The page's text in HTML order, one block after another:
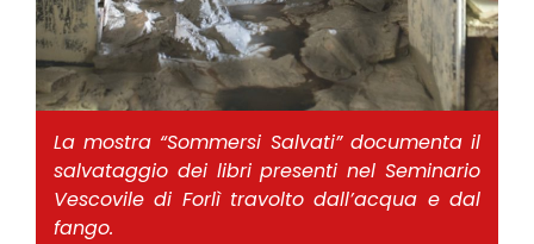
La mostra “Sommersi Salvati” documenta il
salvataggio dei libri presenti nel Seminario
Vescovile di Forlì travolto dall’acqua e dal
fango.